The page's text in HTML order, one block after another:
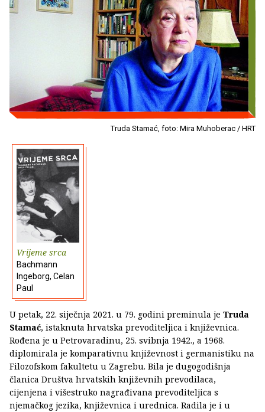
Truda Stamać, foto: Mira Muhoberac / HRT
Vrijeme srca
Bachmann
Ingeborg, Celan
Paul
U petak, 22. siječnja 2021. u 79. godini preminula je Truda
Stamać, istaknuta hrvatska prevoditeljica i književnica.
Rođena je u Petrovaradinu, 25. svibnja 1942., a 1968.
diplomirala je komparativnu književnost i germanistiku na
Filozofskom fakultetu u Zagrebu. Bila je dugogodišnja
članica Društva hrvatskih književnih prevodilaca,
cijenjena i višestruko nagrađivana prevoditeljica s
njemačkog jezika, književnica i urednica. Radila je i u